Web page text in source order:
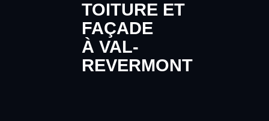
TOITURE ET
FAÇADE
À VAL-
REVERMONT